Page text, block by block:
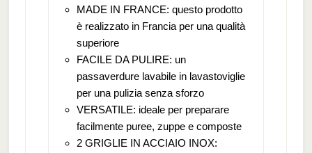
MADE IN FRANCE: questo prodotto
è realizzato in Francia per una qualità
superiore
FACILE DA PULIRE: un
passaverdure lavabile in lavastoviglie
per una pulizia senza sforzo
VERSATILE: ideale per preparare
facilmente puree, zuppe e composte
2 GRIGLIE IN ACCIAIO INOX: